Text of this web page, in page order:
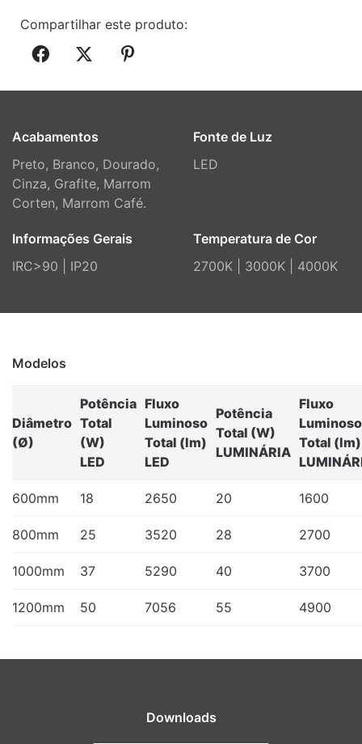
Compartilhar este produto:
Acabamentos
Preto, Branco, Dourado,
Cinza, Grafite, Marrom
Corten, Marrom Café.
Fonte de Luz
LED
Informações Gerais
IRC>90 | IP20
Temperatura de Cor
2700K | 3000K | 4000K
Modelos
Diâmetro
(Ø)
Potência
Total
(W)
LED
Fluxo
Luminoso
Total (lm)
LED
Potência
Total (W)
LUMINÁRIA
Fluxo
Luminoso
Total (lm)
600mm 18 2650 20 1600
800mm 25 3520 28 2700
1000mm 37 5290 40 3700
1200mm 50 7056 55 4900
Downloads